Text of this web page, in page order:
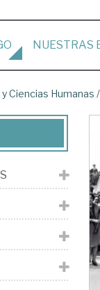
NUESTRAS
Ciencias Humanas /